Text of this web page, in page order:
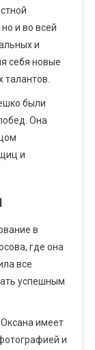
и во всей
и
себя новые
были
Она
и
в
где она
все
успешным
имеет
и